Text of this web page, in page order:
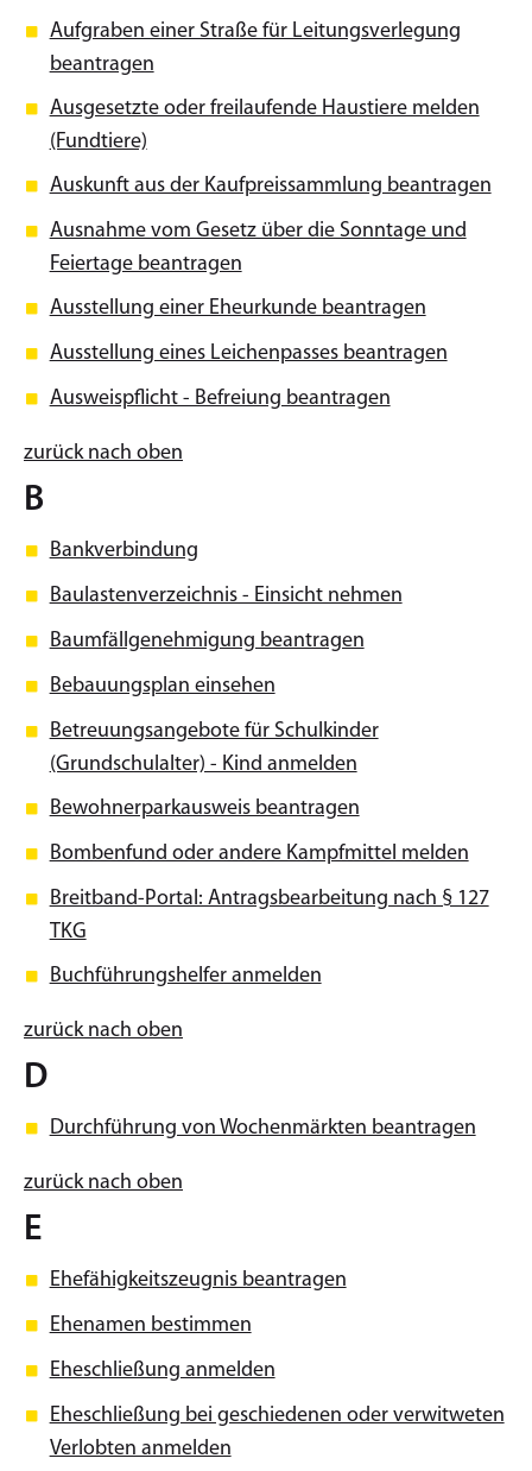
Aufgraben einer Straße für Leitungsverlegung
beantragen
Ausgesetzte oder freilaufende Haustiere melden
(Fundtiere)
Auskunft aus der Kaufpreissammlung beantragen
Ausnahme vom Gesetz über die Sonntage und
Feiertage beantragen
Ausstellung einer Eheurkunde beantragen
Ausstellung eines Leichenpasses beantragen
Ausweispflicht - Befreiung beantragen
zurück nach oben
B
Bankverbindung
Baulastenverzeichnis - Einsicht nehmen
Baumfällgenehmigung beantragen
Bebauungsplan einsehen
Betreuungsangebote für Schulkinder
(Grundschulalter) - Kind anmelden
Bewohnerparkausweis beantragen
Bombenfund oder andere Kampfmittel melden
Breitband-Portal: Antragsbearbeitung nach § 127
TKG
Buchführungshelfer anmelden
zurück nach oben
D
Durchführung von Wochenmärkten beantragen
zurück nach oben
E
Ehefähigkeitszeugnis beantragen
Ehenamen bestimmen
Eheschließung anmelden
Eheschließung bei geschiedenen oder verwitweten
Verlobten anmelden